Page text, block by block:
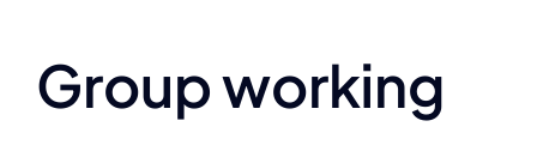
Group working